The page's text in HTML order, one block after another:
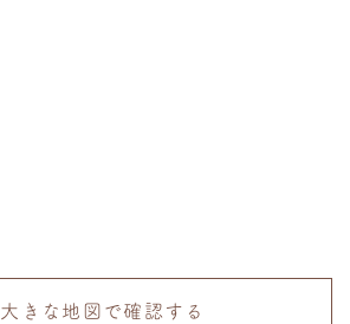
大きな地図で確認する